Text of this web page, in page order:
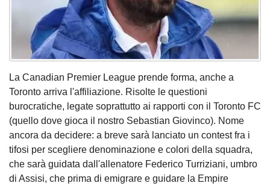
La Canadian Premier League prende forma, anche a
Toronto arriva l'affiliazione. Risolte le questioni
burocratiche, legate soprattutto ai rapporti con il Toronto FC
(quello dove gioca il nostro Sebastian Giovinco). Nome
ancora da decidere: a breve sarà lanciato un contest fra i
tifosi per scegliere denominazione e colori della squadra,
che sarà guidata dall'allenatore Federico Turriziani, umbro
di Assisi, che prima di emigrare e guidare la Empire